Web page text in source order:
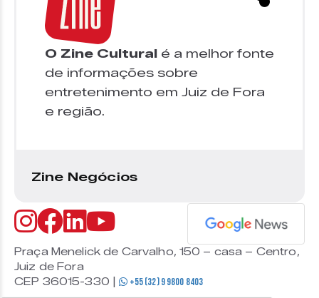
O Zine Cultural é a melhor fonte
de informações sobre
entretenimento em Juiz de Fora
e região.
Zine Negócios
Praça Menelick de Carvalho, 150 – casa – Centro,
Juiz de Fora
CEP 36015-330 |
+55 (32) 9 9800 8403